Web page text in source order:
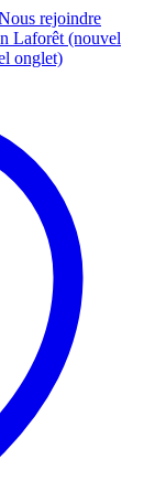
rejoindre
Laforêt (nouvel
onglet)